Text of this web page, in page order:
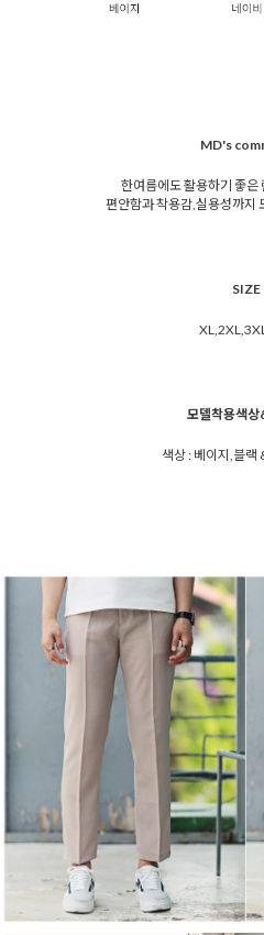
MD's
한여름에도 활용하기 좋은
편안함과 착용감,실용성까지
SIZE
모델착용색
색상 : 베이지,블랙